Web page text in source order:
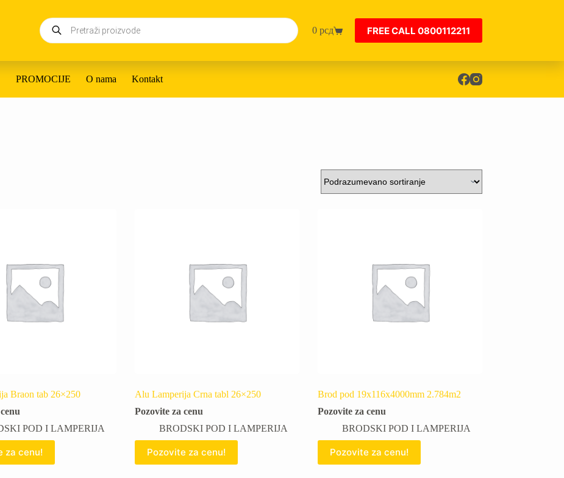
Products
search
Shopping
0 рсд FREE CALL 0800112211
PROMOCIJE O nama Kontakt
Braon tab 26×250
POD I LAMPERIJA
za cenu!
Alu Lamperija Crna tabl 26×250
Pozovite za cenu
BRODSKI POD I LAMPERIJA
Pozovite za cenu!
Brod pod 19x116x4000mm 2.784m2
Pozovite za cenu
BRODSKI POD I LAMPERIJA
Pozovite za cenu!